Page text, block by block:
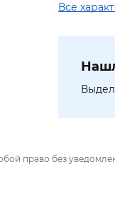
Все
право без